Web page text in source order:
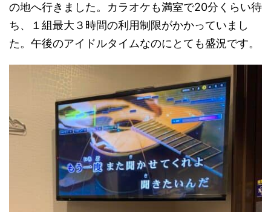
の地へ行きました。カラオケも満室で20分くらい待
ち、１組最大３時間の利用制限がかかっていまし
た。午後のアイドルタイムなのにとても盛況です。